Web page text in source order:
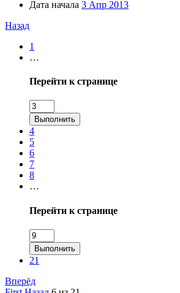
Дата начала 3 Апр 2013
Назад
1
…
Перейти к странице
Выполнить
4
5
6
7
8
…
Перейти к странице
Выполнить
21
Вперёд